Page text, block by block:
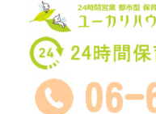
24時間託児所